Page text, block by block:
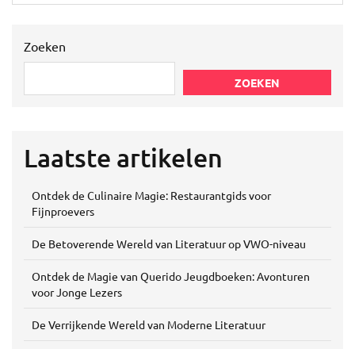
Zoeken
ZOEKEN
Laatste artikelen
Ontdek de Culinaire Magie: Restaurantgids voor
Fijnproevers
De Betoverende Wereld van Literatuur op VWO-niveau
Ontdek de Magie van Querido Jeugdboeken: Avonturen
voor Jonge Lezers
De Verrijkende Wereld van Moderne Literatuur